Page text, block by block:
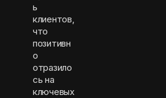
ь
клиентов,
что
позитивн
о
отразило
сь на
ключевых